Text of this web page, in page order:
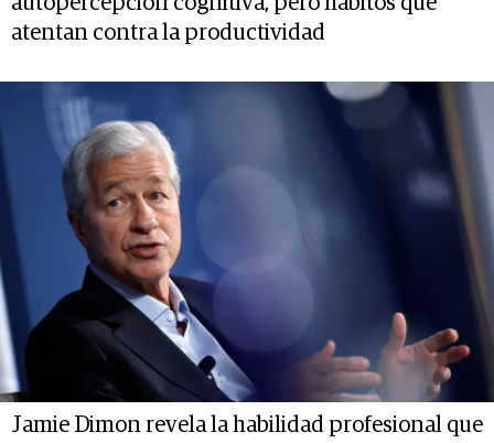
atentan contra la productividad
Jamie Dimon revela la habilidad profesional que